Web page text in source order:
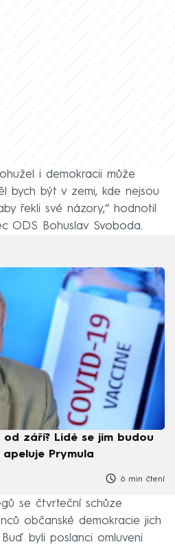
i demokracii může
bych být v zemi, kde nejsou
řekli své názory,“ hodnotil
ODS Bohuslav Svoboda.
září? Lidé se jim budou
Prymula
6 min čtení
se čtvrteční schůze
občanské demokracie jich
byli poslanci omluveni